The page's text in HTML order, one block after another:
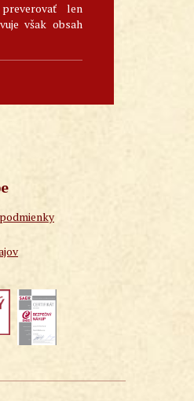
len
však obsah